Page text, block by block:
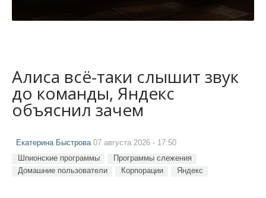
Алиса всё-таки слышит звук
до команды, Яндекс
объяснил зачем
Екатерина Быстрова07 августа 2026 - 17:50
Шпионские программы
Программы слежения
Домашние пользователи
Корпорации Яндекс